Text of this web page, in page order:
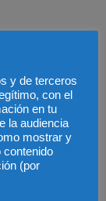
problemas de
no muy lejano
En ese
decisiones
de autotutela o
preventivo a
y de terceros
con el
en tu
la audiencia
mostrar y
contenido
(por